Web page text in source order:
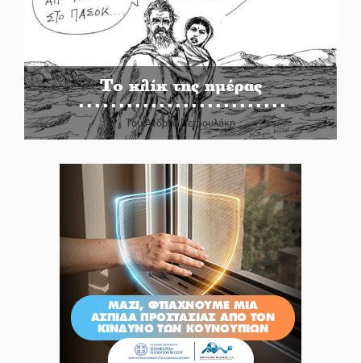
Το κλίκ της ημέρας
Του Ανδρέα Πετρουλάκη